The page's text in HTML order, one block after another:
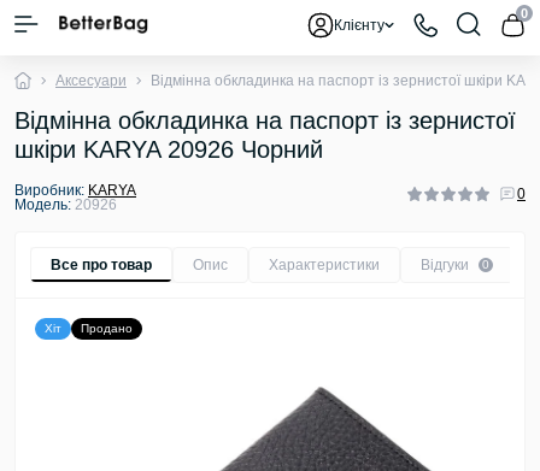
Клієнту
0
Аксесуари Відмінна обкладинка на паспорт із зернистої шкіри
Відмінна обкладинка на паспорт із зернистої
шкіри KARYA 20926 Чорний
Виробник: KARYA
Модель: 20926
0
Все про товар Опис Характеристики Відгуки 0
Хіт Продано